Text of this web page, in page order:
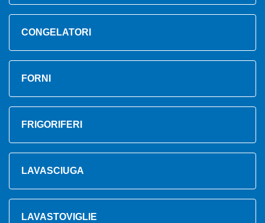
CONGELATORI
FORNI
FRIGORIFERI
LAVASCIUGA
LAVASTOVIGLIE